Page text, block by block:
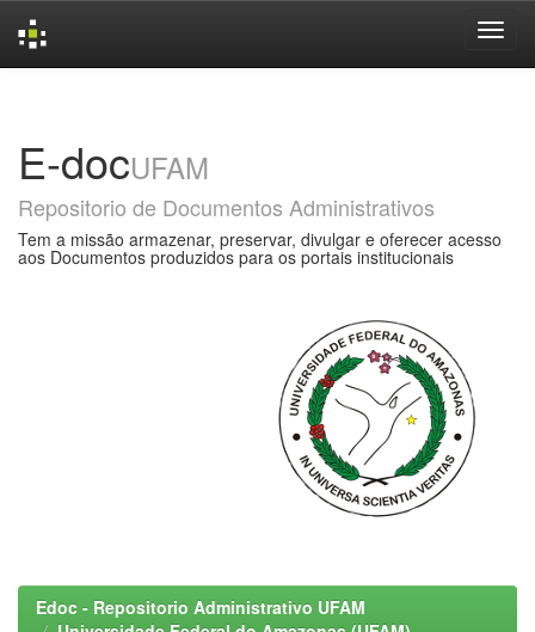
E-docUFAM
Repositorio de Documentos Administrativos
Tem a missão armazenar, preservar, divulgar e oferecer acesso
aos Documentos produzidos para os portais institucionais
Edoc - Repositorio Administrativo UFAM